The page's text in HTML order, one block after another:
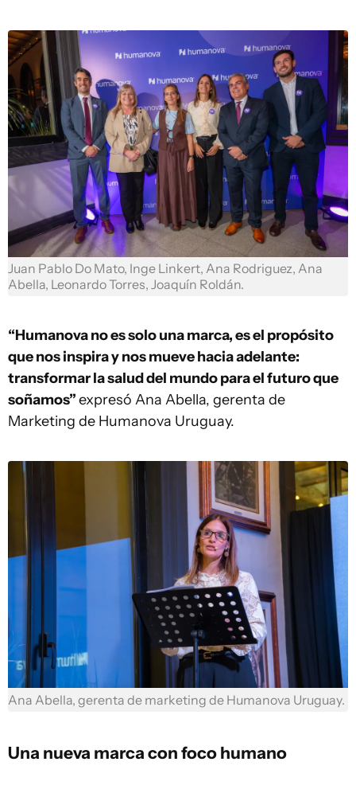
Juan Pablo Do Mato, Inge Linkert, Ana Rodriguez, Ana
Abella, Leonardo Torres, Joaquín Roldán.
“Humanova no es solo una marca, es el propósito
que nos inspira y nos mueve hacia adelante:
transformar la salud del mundo para el futuro que
soñamos”expresó Ana Abella, gerenta de
Marketing de Humanova Uruguay.
Ana Abella, gerenta de marketing de Humanova Uruguay.
Una nueva marca con foco humano